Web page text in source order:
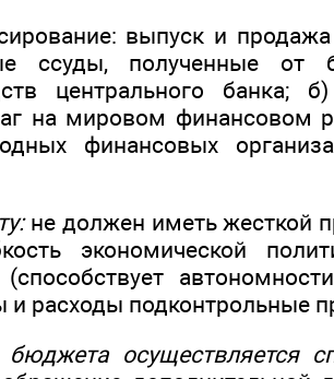
выпуск и
ссуды, полученные от
центрального банка;
на мировом финансовом
финансовых
не должен иметь жесткой
экономической
расходы подконтрольные
осуществляется